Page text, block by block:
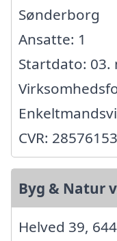
Sønderborg
Ansatte: 1
Startdato: 03.
CVR: 28576153
Byg & Natur
Helved 39,